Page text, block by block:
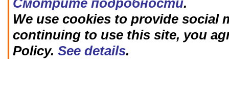
Смотрите подробности.
We use cookies to provide social
continuing to use this site, you
Policy. See details.